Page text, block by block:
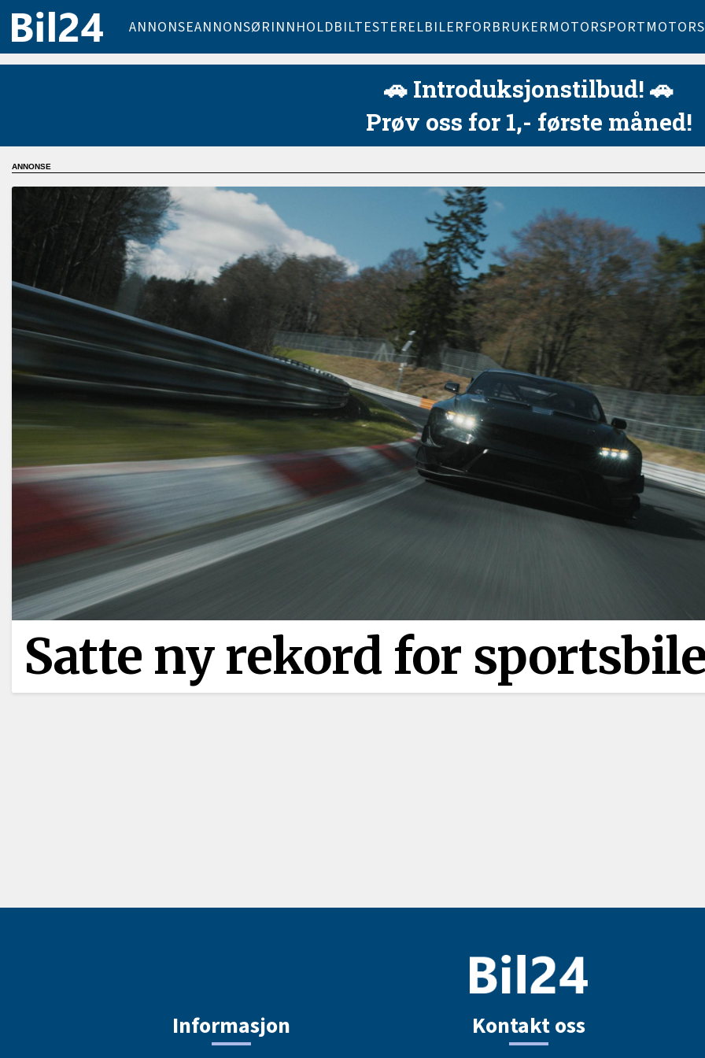
ANNONSEANNONSØRINNHOLDBILTESTERELBILERFORBRUKERMOTORSPORT
🚗 Introduksjonstilbud! 🚗
Prøv oss for 1,- første måned!
Satte ny rekord for
Informasjon Kontakt oss